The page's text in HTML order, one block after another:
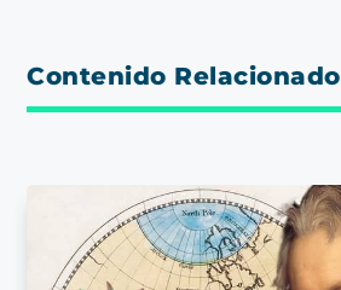
Contenido Relacionado